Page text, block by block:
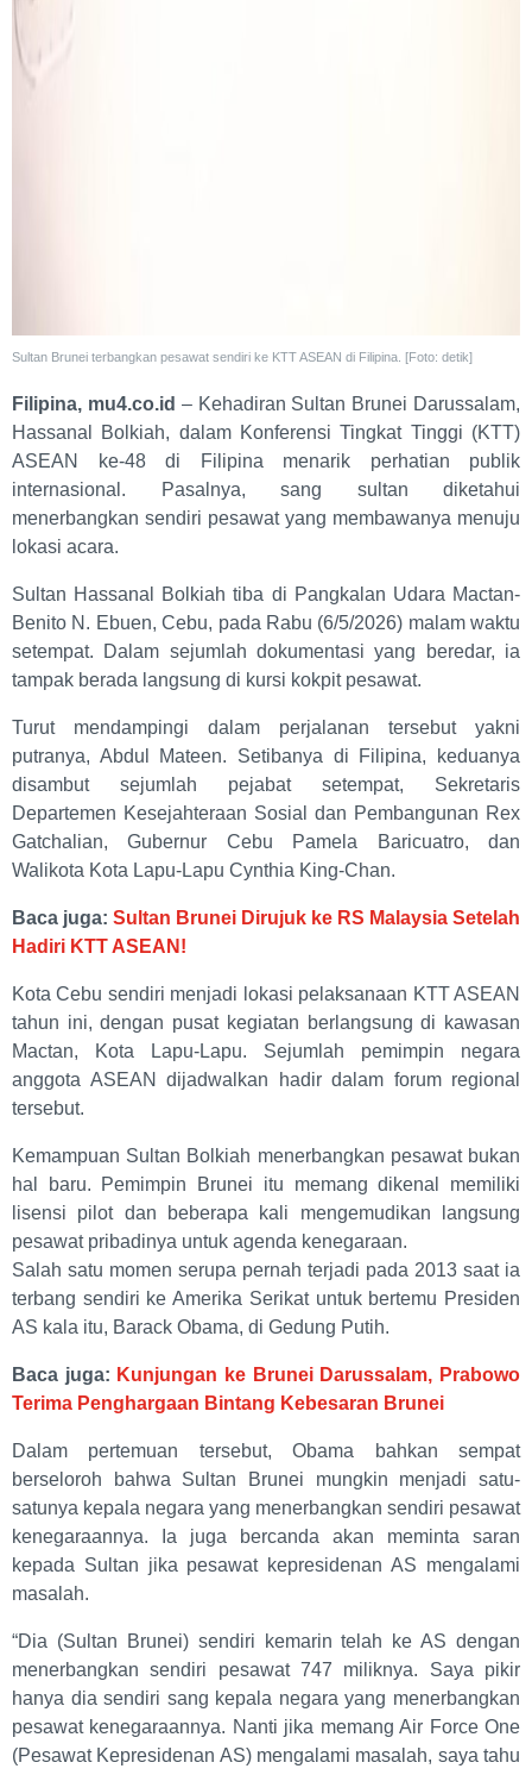
Sultan Brunei terbangkan pesawat sendiri ke KTT ASEAN di Filipina. [Foto: detik]
Filipina, mu4.co.id – Kehadiran Sultan Brunei Darussalam,
Hassanal Bolkiah, dalam Konferensi Tingkat Tinggi (KTT)
ASEAN ke-48 di Filipina menarik perhatian publik
internasional. Pasalnya, sang sultan diketahui
menerbangkan sendiri pesawat yang membawanya menuju
lokasi acara.
Sultan Hassanal Bolkiah tiba di Pangkalan Udara Mactan-
Benito N. Ebuen, Cebu, pada Rabu (6/5/2026) malam waktu
setempat. Dalam sejumlah dokumentasi yang beredar, ia
tampak berada langsung di kursi kokpit pesawat.
Turut mendampingi dalam perjalanan tersebut yakni
putranya, Abdul Mateen. Setibanya di Filipina, keduanya
disambut sejumlah pejabat setempat, Sekretaris
Departemen Kesejahteraan Sosial dan Pembangunan Rex
Gatchalian, Gubernur Cebu Pamela Baricuatro, dan
Walikota Kota Lapu-Lapu Cynthia King-Chan.
Baca juga: Sultan Brunei Dirujuk ke RS Malaysia Setelah
Hadiri KTT ASEAN!
Kota Cebu sendiri menjadi lokasi pelaksanaan KTT ASEAN
tahun ini, dengan pusat kegiatan berlangsung di kawasan
Mactan, Kota Lapu-Lapu. Sejumlah pemimpin negara
anggota ASEAN dijadwalkan hadir dalam forum regional
tersebut.
Kemampuan Sultan Bolkiah menerbangkan pesawat bukan
hal baru. Pemimpin Brunei itu memang dikenal memiliki
lisensi pilot dan beberapa kali mengemudikan langsung
pesawat pribadinya untuk agenda kenegaraan.
Salah satu momen serupa pernah terjadi pada 2013 saat ia
terbang sendiri ke Amerika Serikat untuk bertemu Presiden
AS kala itu, Barack Obama, di Gedung Putih.
Baca juga: Kunjungan ke Brunei Darussalam, Prabowo
Terima Penghargaan Bintang Kebesaran Brunei
Dalam pertemuan tersebut, Obama bahkan sempat
berseloroh bahwa Sultan Brunei mungkin menjadi satu-
satunya kepala negara yang menerbangkan sendiri pesawat
kenegaraannya. Ia juga bercanda akan meminta saran
kepada Sultan jika pesawat kepresidenan AS mengalami
masalah.
“Dia (Sultan Brunei) sendiri kemarin telah ke AS dengan
menerbangkan sendiri pesawat 747 miliknya. Saya pikir
hanya dia sendiri sang kepala negara yang menerbangkan
pesawat kenegaraannya. Nanti jika memang Air Force One
(Pesawat Kepresidenan AS) mengalami masalah, saya tahu